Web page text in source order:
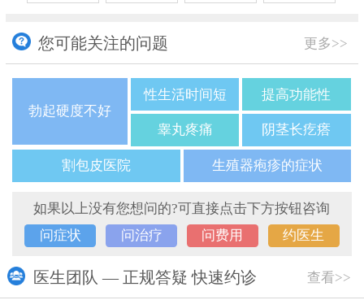
您可能关注的问题 更多>>
勃起硬度不好
性生活时间短 提高功能性
睾丸疼痛 阴茎长疙瘩
割包皮医院 生殖器疱疹的症状
如果以上没有您想问的?可直接点击下方按钮咨询
问症状
问治疗 问费用 约医生
医生团队 — 正规答疑 快速约诊 查看>>